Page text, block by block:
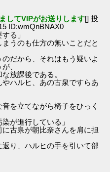
してVIPがお送りします[] 投
ID:wmQnBNAX0
る」
うのも仕方の無いことだと
だから、それはもう疑いよ
、
放課後である。
ハルヒ、あの古泉ですらあ
を立てながら椅子をひっく
が進行している」
古泉が朝比奈さんを肩に担
り、ハルヒの手を引いて部